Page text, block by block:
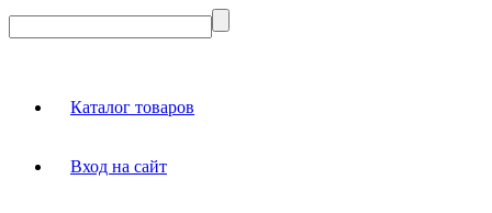
Каталог товаров
Вход на сайт